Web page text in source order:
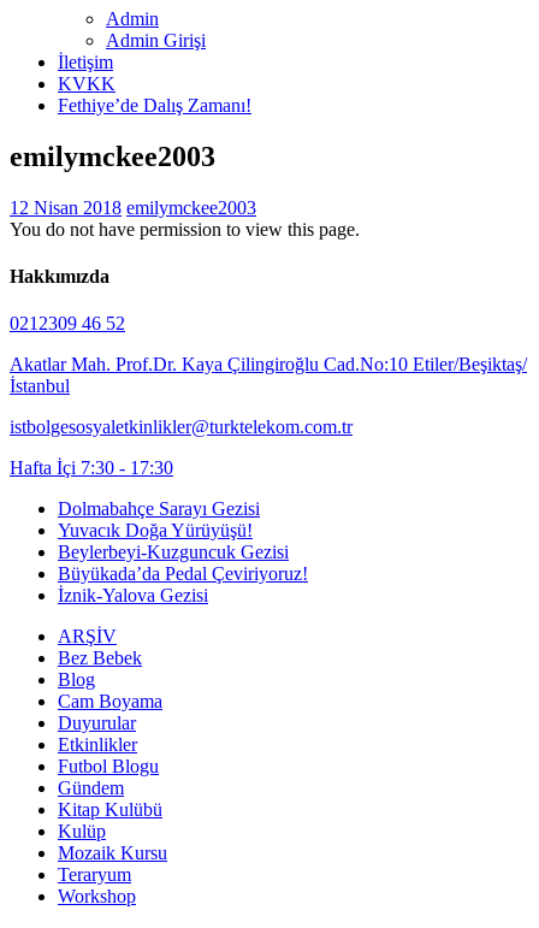
Admin
Admin Girişi
İletişim
KVKK
Fethiye’de Dalış Zamanı!
emilymckee2003
12 Nisan 2018 emilymckee2003
You do not have permission to view this page.
Hakkımızda
0212309 46 52
Akatlar Mah. Prof.Dr. Kaya Çilingiroğlu Cad.No:10 Etiler/Beşiktaş/
İstanbul
istbolgesosyaletkinlikler@turktelekom.com.tr
Hafta İçi 7:30 - 17:30
Dolmabahçe Sarayı Gezisi
Yuvacık Doğa Yürüyüşü!
Beylerbeyi-Kuzguncuk Gezisi
Büyükada’da Pedal Çeviriyoruz!
İznik-Yalova Gezisi
ARŞİV
Bez Bebek
Blog
Cam Boyama
Duyurular
Etkinlikler
Futbol Blogu
Gündem
Kitap Kulübü
Kulüp
Mozaik Kursu
Teraryum
Workshop